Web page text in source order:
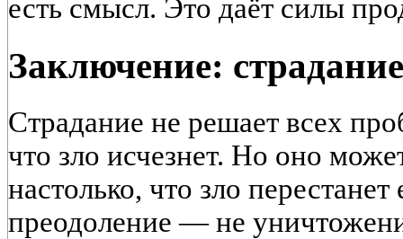
есть смысл. Это даёт силы
Заключение:
Страдание не решает всех
что зло исчезнет. Но оно
настолько, что зло
преодоление — не